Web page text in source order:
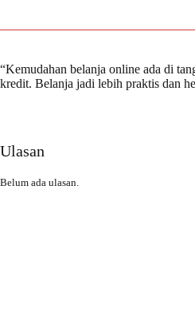
“Kemudahan belanja online ada di
kredit. Belanja jadi lebih praktis dan
Ulasan
Belum ada ulasan.